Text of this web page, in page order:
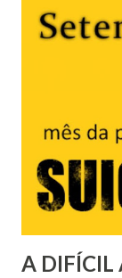
período da
voz de Gal
(1988),
“pobre” citada
um novo plano
que assolava a
A DIFÍCIL